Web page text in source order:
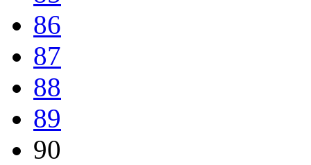
86
87
88
89
90